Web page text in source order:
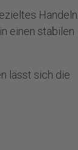
Handeln.
einen stabilen
lässt sich die